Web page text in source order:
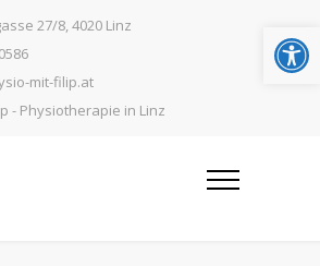
27/8, 4020 Linz
mit-filip.at
- Physiotherapie in Linz